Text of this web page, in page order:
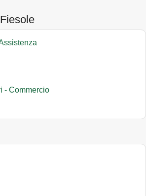
- Commercio